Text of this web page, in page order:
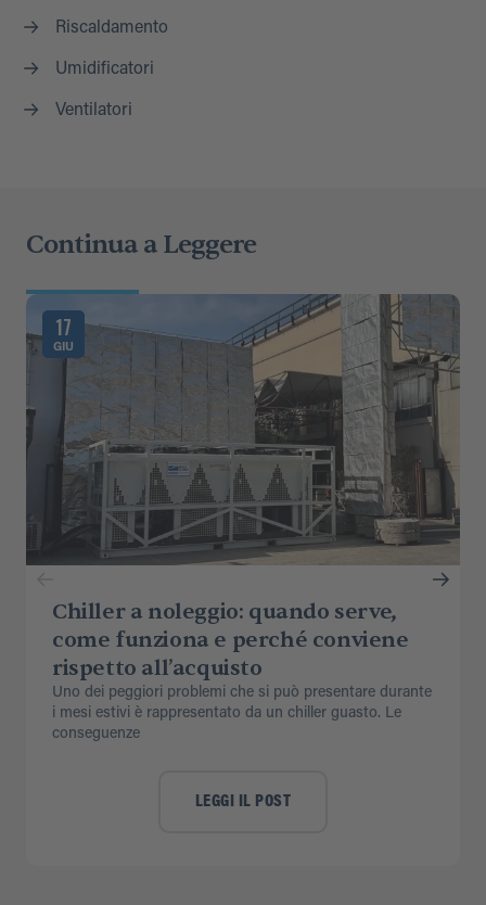
Riscaldamento
Umidificatori
Ventilatori
Continua a Leggere
17
GIU
Chiller a noleggio: quando serve,
come funziona e perché conviene
rispetto all’acquisto
Uno dei peggiori problemi che si può presentare durante
i mesi estivi è rappresentato da un chiller guasto. Le
conseguenze
LEGGI IL POST